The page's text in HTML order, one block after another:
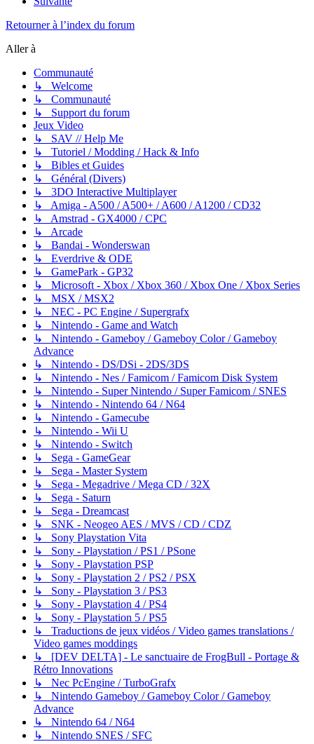
Retourner à l’index du forum
Aller à
Communauté
↳ Welcome
↳ Communauté
↳ Support du forum
Jeux Video
↳ SAV // Help Me
↳ Tutoriel / Modding / Hack & Info
↳ Bibles et Guides
↳ Général (Divers)
↳ 3DO Interactive Multiplayer
↳ Amiga - A500 / A500+ / A600 / A1200 / CD32
↳ Amstrad - GX4000 / CPC
↳ Arcade
↳ Bandai - Wonderswan
↳ Everdrive & ODE
↳ GamePark - GP32
↳ Microsoft - Xbox / Xbox 360 / Xbox One / Xbox Series
↳ MSX / MSX2
↳ NEC - PC Engine / Supergrafx
↳ Nintendo - Game and Watch
↳ Nintendo - Gameboy / Gameboy Color / Gameboy
Advance
↳ Nintendo - DS/DSi - 2DS/3DS
↳ Nintendo - Nes / Famicom / Famicom Disk System
↳ Nintendo - Super Nintendo / Super Famicom / SNES
↳ Nintendo - Nintendo 64 / N64
↳ Nintendo - Gamecube
↳ Nintendo - Wii U
↳ Nintendo - Switch
↳ Sega - GameGear
↳ Sega - Master System
↳ Sega - Megadrive / Mega CD / 32X
↳ Sega - Saturn
↳ Sega - Dreamcast
↳ SNK - Neogeo AES / MVS / CD / CDZ
↳ Sony Playstation Vita
↳ Sony - Playstation / PS1 / PSone
↳ Sony - Playstation PSP
↳ Sony - Playstation 2 / PS2 / PSX
↳ Sony - Playstation 3 / PS3
↳ Sony - Playstation 4 / PS4
↳ Sony - Playstation 5 / PS5
↳ Traductions de jeux vidéos / Video games translations /
Video games moddings
↳ [DEV DELTA] - Le sanctuaire de FrogBull - Portage &
Rétro Innovations
↳ Nec PcEngine / TurboGrafx
↳ Nintendo Gameboy / Gameboy Color / Gameboy
Advance
↳ Nintendo 64 / N64
↳ Nintendo SNES / SFC